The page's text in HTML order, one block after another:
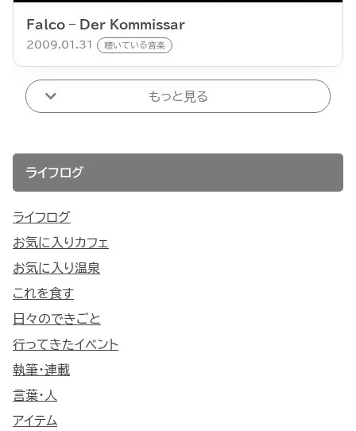
Falco – Der Kommissar
2009.01.31 聴いている音楽
もっと見る
ライフログ
ライフログ
お気に入りカフェ
お気に入り温泉
これを食す
日々のできごと
行ってきたイベント
執筆・連載
言葉・人
アイテム